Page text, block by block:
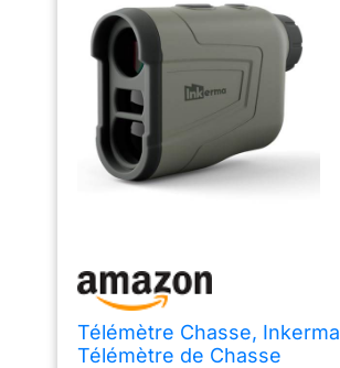
Télémètre Chasse, Inkerma
Télémètre de Chasse